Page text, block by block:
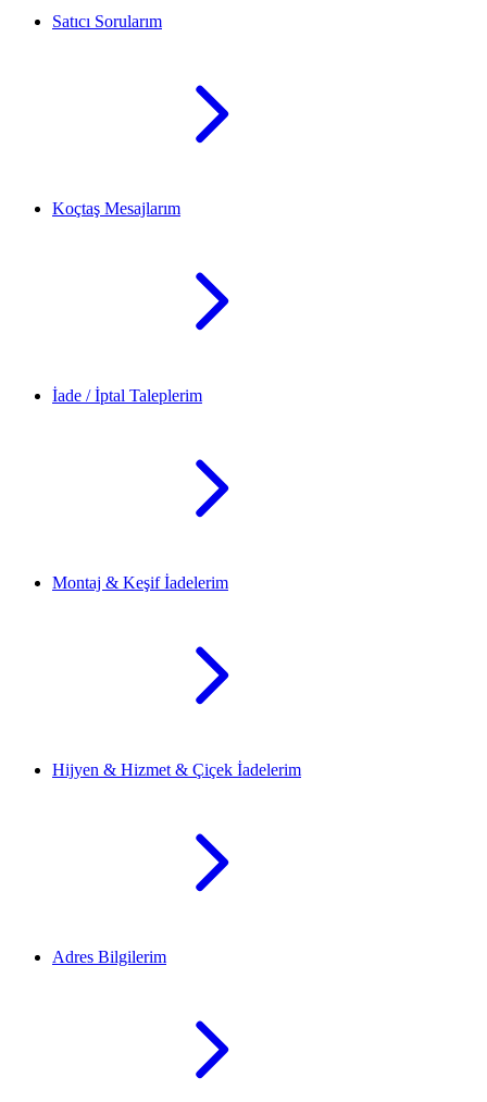
Satıcı Sorularım
Koçtaş Mesajlarım
İade / İptal Taleplerim
Montaj & Keşif İadelerim
Hijyen & Hizmet & Çiçek İadelerim
Adres Bilgilerim